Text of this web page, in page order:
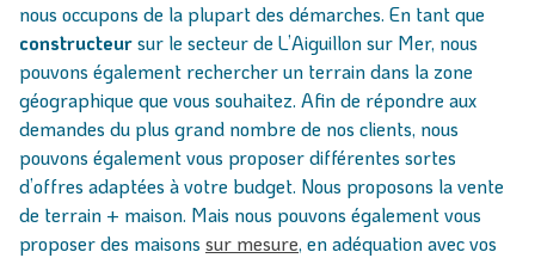
nous occupons de la plupart des démarches. En tant que
constructeursur le secteur de L’Aiguillon sur Mer, nous
pouvons également rechercher un terrain dans la zone
géographique que vous souhaitez. Afin de répondre aux
demandes du plus grand nombre de nos clients, nous
pouvons également vous proposer différentes sortes
d’offres adaptées à votre budget. Nous proposons la vente
de terrain + maison. Mais nous pouvons également vous
proposer des maisons sur mesure, en adéquation avec vos